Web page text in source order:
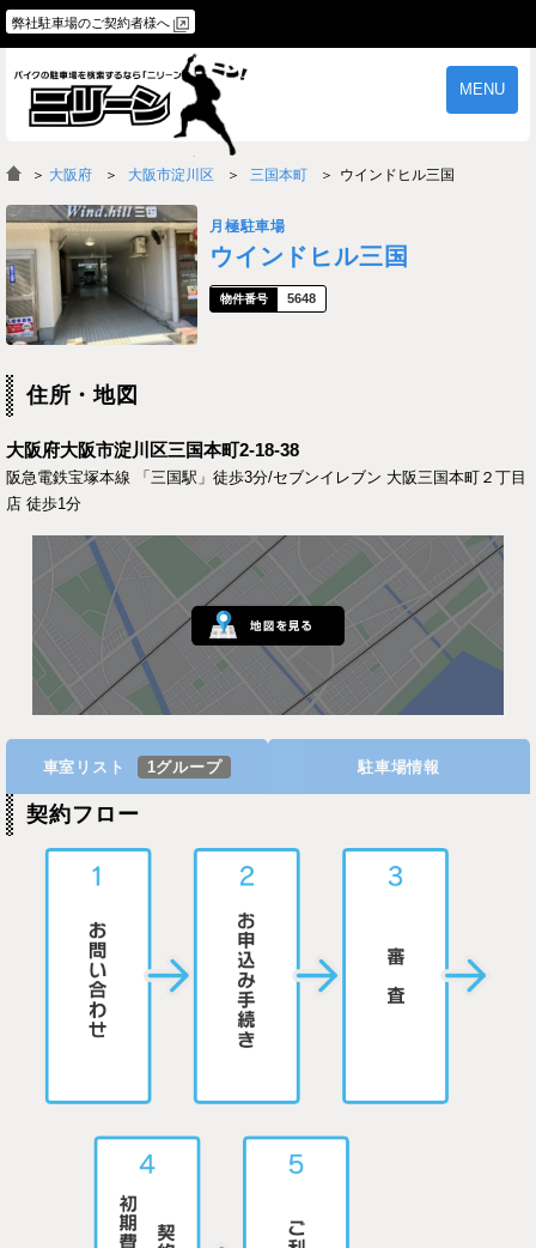
弊社駐車場のご契約者様へ
MENU
物件一覧
よくあるご質問
＞ 大阪府 大阪市淀川区 三国本町 ウインドヒル三国
月極駐車場
ウインドヒル三国
5648
住所・地図
大阪府大阪市淀川区三国本町2-18-38
阪急電鉄宝塚本線 「三国駅」徒歩3分/セブンイレブン 大阪三国本町２丁目
店 徒歩1分
車室リスト 1グループ 駐車場情報
契約フロー